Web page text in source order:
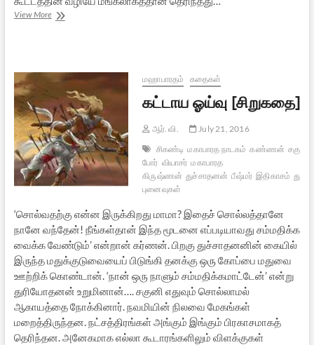
View Moreநிழல்
மஹாபாரதம் கதைகள்
கட்டாய ஓய்வு [சிறுகதை]
ஆர். வி.
July 21, 2016
சிகண்டி மகாபாரத நாடகம் கண்ணன் சகுனி
போர் வியாசர் மகாபாரத
கிருஷ்ணன் துச்சாதனன் பீஷ்மர் இதிகாசம்
புனைவுகள்
‘சொல்வதற்கு என்ன இருக்கிறது மாமா? இதைச் சொல்லத்தானே
நானே வந்தேன்! நீங்கள்தான் இந்த மூடனை எப்படியாவது சம்மதிக்க
வைக்க வேண்டும்’ என்றான் கர்ணன். பிறகு துச்சாதனனின் கையில்
இருந்த மதுக்குடுவையைப் பிடுங்கி தனக்கு ஒரு கோப்பை மதுவை
ஊற்றிக் கொண்டான். ‘நான் ஒரு நாளும் சம்மதிக்கமாட்டேன்’ என்று
துரியோதனன் உறுமினான்…. சகுனி எதுவும் சொல்லாமல்
ஆகாயத்தை நோக்கினார். நவமியின் நிலவை மேகங்கள்
மறைத்திருந்தன. நட்சத்திரங்கள் அங்கும் இங்கும் பிரகாசமாகத்
தெரிந்தன. அனேகமாக எல்லா கூடாரங்களிலும் விளக்குகள்